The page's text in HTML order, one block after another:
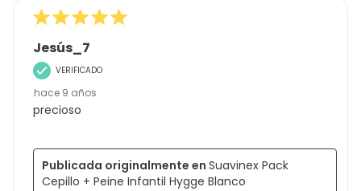
Jesús_7
VERIFICADO
hace 9 años
precioso
Publicada originalmente en Suavinex Pack
Cepillo + Peine Infantil Hygge Blanco